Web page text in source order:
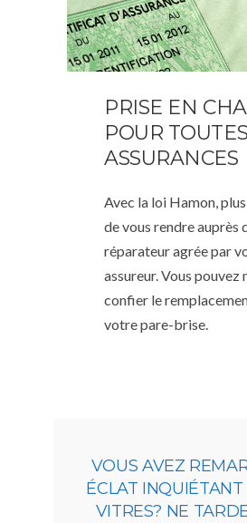
PRISE EN
POUR
ASSURANCES
Avec la loi Hamon,
de vous rendre auprès
réparateur agrée par
assureur. Vous pouvez
confier le
votre pare-brise.
VOUS AVEZ
ÉCLAT INQUIÉTANT
VITRES? NE